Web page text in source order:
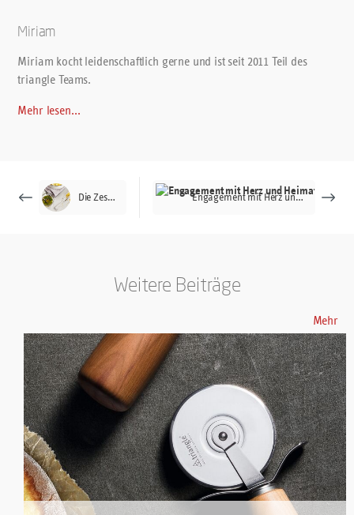
Miriam
Miriam kocht leidenschaftlich gerne und ist seit 2011 Teil des
triangle Teams.
Mehr lesen...
Die Zestenreibe Engagement mit Herz und Heimat - warum Sponsoring für triangle mehr bedeutet
Weitere Beiträge
Mehr